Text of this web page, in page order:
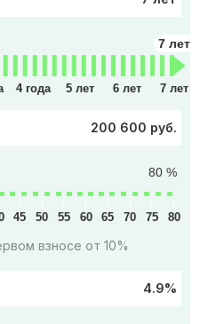
7 лет
4 года 5 лет 6 лет 7 лет
200 600 руб.
80 %
45 50 55 60 65 70 75 80
взносе от 10%
4.9%